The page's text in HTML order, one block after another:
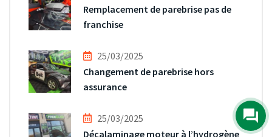
Remplacement de parebrise pas de
franchise
25/03/2025
Changement de parebrise hors
assurance
25/03/2025
Décalaminage moteur à l’hydrogène